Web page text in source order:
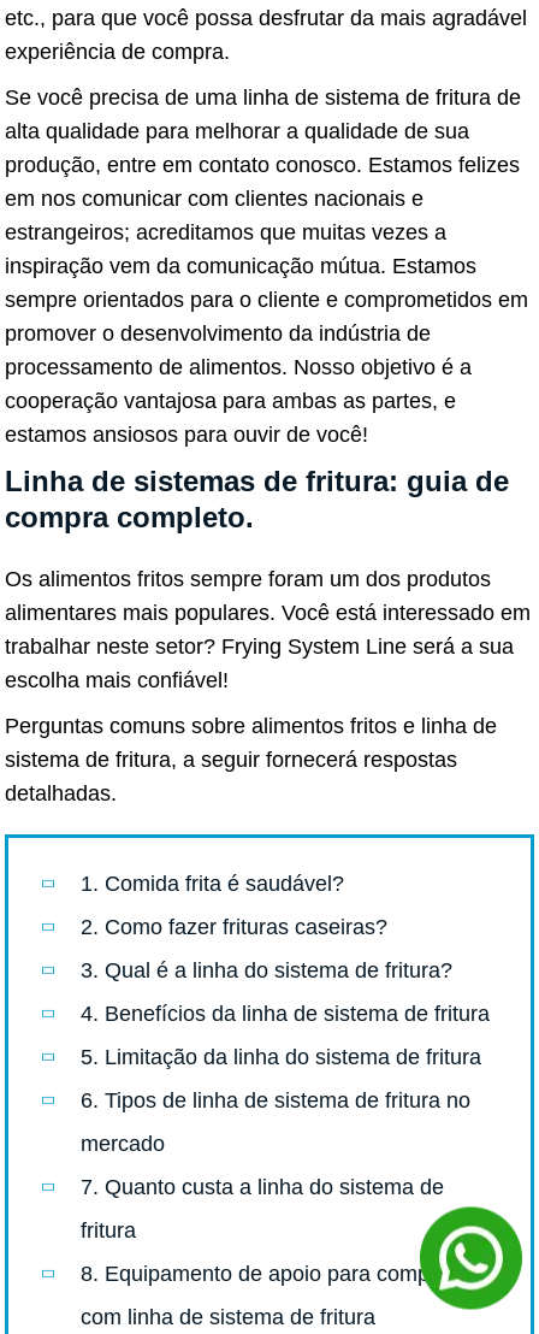
etc., para que você possa desfrutar da mais agradável
experiência de compra.
Se você precisa de uma linha de sistema de fritura de
alta qualidade para melhorar a qualidade de sua
produção, entre em contato conosco. Estamos felizes
em nos comunicar com clientes nacionais e
estrangeiros; acreditamos que muitas vezes a
inspiração vem da comunicação mútua. Estamos
sempre orientados para o cliente e comprometidos em
promover o desenvolvimento da indústria de
processamento de alimentos. Nosso objetivo é a
cooperação vantajosa para ambas as partes, e
estamos ansiosos para ouvir de você!
Linha de sistemas de fritura: guia de
compra completo.
Os alimentos fritos sempre foram um dos produtos
alimentares mais populares. Você está interessado em
trabalhar neste setor? Frying System Line será a sua
escolha mais confiável!
Perguntas comuns sobre alimentos fritos e linha de
sistema de fritura, a seguir fornecerá respostas
detalhadas.
1. Comida frita é saudável?
2. Como fazer frituras caseiras?
3. Qual é a linha do sistema de fritura?
4. Benefícios da linha de sistema de fritura
5. Limitação da linha do sistema de fritura
6. Tipos de linha de sistema de fritura no
mercado
7. Quanto custa a linha do sistema de
fritura
8. Equipamento de apoio para comprar
com linha de sistema de fritura